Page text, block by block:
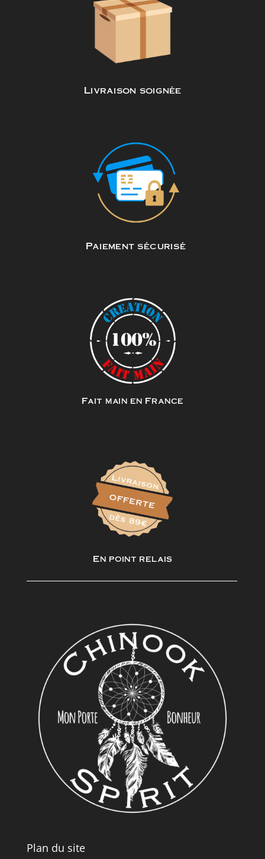
Livraison soignée
Paiement sécurisé
Fait main en France
En point relais
Plan du site